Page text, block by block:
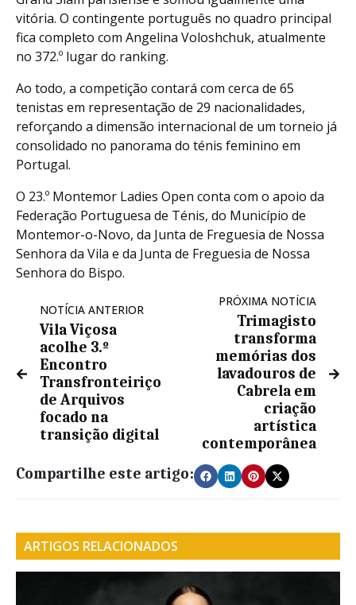
vitória. O contingente português no quadro principal
fica completo com Angelina Voloshchuk, atualmente
no 372.º lugar do ranking.
Ao todo, a competição contará com cerca de 65
tenistas em representação de 29 nacionalidades,
reforçando a dimensão internacional de um torneio já
consolidado no panorama do ténis feminino em
Portugal.
O 23.º Montemor Ladies Open conta com o apoio da
Federação Portuguesa de Ténis, do Município de
Montemor-o-Novo, da Junta de Freguesia de Nossa
Senhora da Vila e da Junta de Freguesia de Nossa
Senhora do Bispo.
NOTÍCIA ANTERIOR
Vila Viçosa
acolhe 3.º
Encontro
Transfronteiriço
de Arquivos
focado na
transição digital
PRÓXIMA NOTÍCIA
Trimagisto
transforma
memórias dos
lavadouros de
Cabrela em
criação
artística
contemporânea
Compartilhe este artigo:
ARTIGOS RELACIONADOS